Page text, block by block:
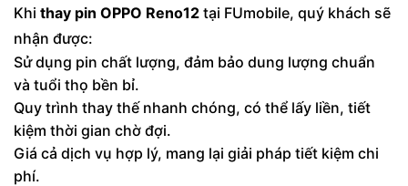
Khi thay pin OPPO Reno12 tại FUmobile, quý khách sẽ
nhận được:
Sử dụng pin chất lượng, đảm bảo dung lượng chuẩn
và tuổi thọ bền bỉ.
Quy trình thay thế nhanh chóng, có thể lấy liền, tiết
kiệm thời gian chờ đợi.
Giá cả dịch vụ hợp lý, mang lại giải pháp tiết kiệm chi
phí.